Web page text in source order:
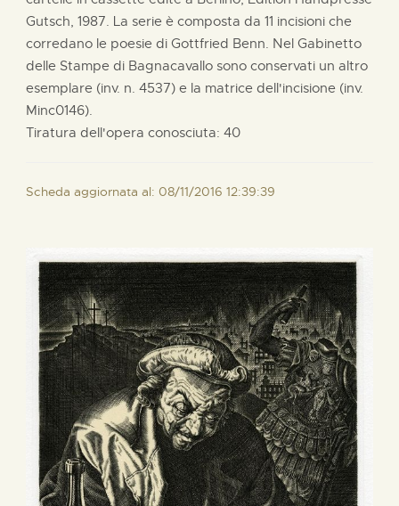
Gutsch, 1987. La serie è composta da 11 incisioni che
corredano le poesie di Gottfried Benn. Nel Gabinetto
delle Stampe di Bagnacavallo sono conservati un altro
esemplare (inv. n. 4537) e la matrice dell'incisione (inv.
Minc0146).
Tiratura dell'opera conosciuta: 40
Scheda aggiornata al: 08/11/2016 12:39:39